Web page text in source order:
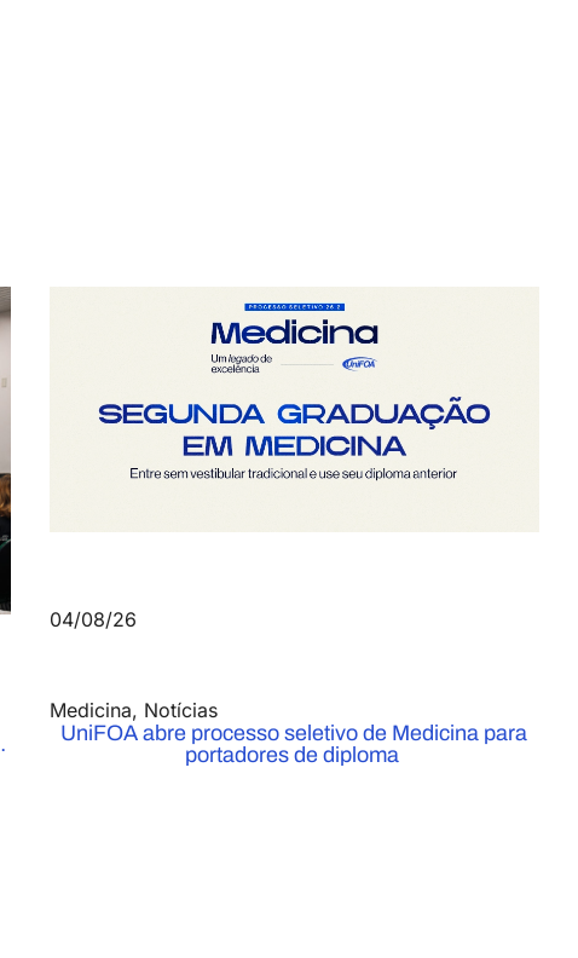
04/08/26
Medicina, Notícias
UniFOA abre processo seletivo de Medicina para
portadores de diploma